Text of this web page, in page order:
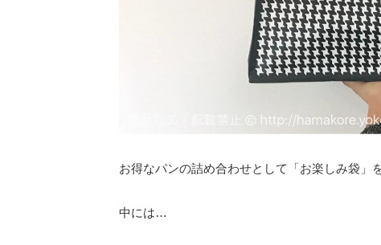
お得なパンの詰め合わせとして「お楽しみ袋」
中には…